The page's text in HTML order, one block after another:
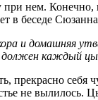
нем.
в беседе
и домашняя
каждый
прекрасно
не